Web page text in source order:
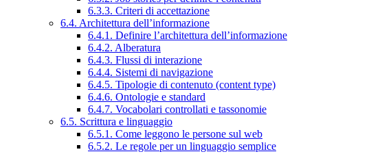
6.3.3. Criteri di accettazione
6.4. Architettura dell’informazione
6.4.1. Definire l’architettura dell’informazione
6.4.2. Alberatura
6.4.3. Flussi di interazione
6.4.4. Sistemi di navigazione
6.4.5. Tipologie di contenuto (content type)
6.4.6. Ontologie e standard
6.4.7. Vocabolari controllati e tassonomie
6.5. Scrittura e linguaggio
6.5.1. Come leggono le persone sul web
6.5.2. Le regole per un linguaggio semplice